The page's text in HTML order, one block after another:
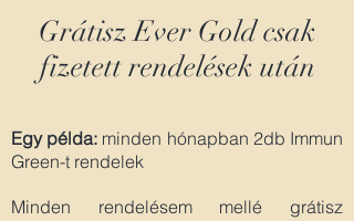
Grátisz Ever Gold csak
fizetett rendelések után
Egy példa: minden hónapban 2db Immun
Green-t rendelek
Minden rendelésem mellé grátisz